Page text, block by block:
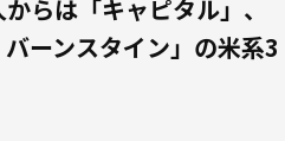
らは「キャピタル」、
ーンスタイン」の米系3